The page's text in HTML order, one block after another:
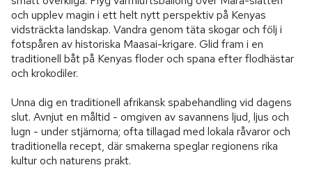
och upplev magin i ett helt nytt perspektiv på Kenyas
vidsträckta landskap. Vandra genom täta skogar och följ i
fotspåren av historiska Maasai-krigare. Glid fram i en
traditionell båt på Kenyas floder och spana efter flodhästar
och krokodiler.
Unna dig en traditionell afrikansk spabehandling vid dagens
slut. Avnjut en måltid - omgiven av savannens ljud, ljus och
lugn - under stjärnorna; ofta tillagad med lokala råvaror och
traditionella recept, där smakerna speglar regionens rika
kultur och naturens prakt.